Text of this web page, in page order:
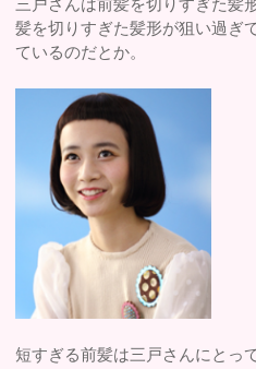
髪を切りすぎた髪形が狙い過ぎ
ているのだとか。
短すぎる前髪は三戸さんにとっ